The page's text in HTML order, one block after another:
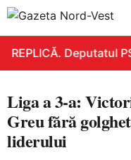
REPLICĂ. Deputatul
Liga a 3-a:
Greu fără
liderului